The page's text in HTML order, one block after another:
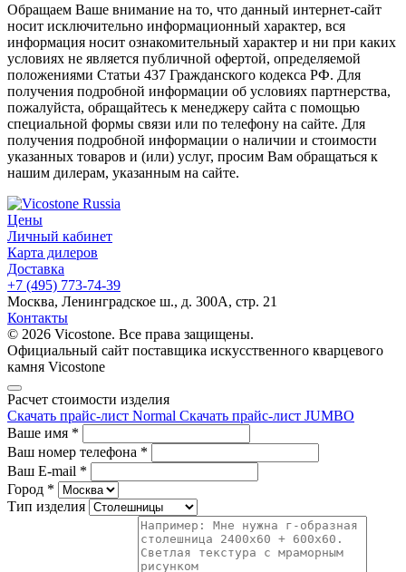
Обращаем Ваше внимание на то, что данный интернет-сайт
носит исключительно информационный характер, вся
информация носит ознакомительный характер и ни при каких
условиях не является публичной офертой, определяемой
положениями Статьи 437 Гражданского кодекса РФ. Для
получения подробной информации об условиях партнерства,
пожалуйста, обращайтесь к менеджеру сайта с помощью
специальной формы связи или по телефону на сайте. Для
получения подробной информации о наличии и стоимости
указанных товаров и (или) услуг, просим Вам обращаться к
нашим дилерам, указанным на сайте.
Цены
Личный кабинет
Карта дилеров
Доставка
+7 (495) 773-74-39
Москва, Ленинградское ш., д. 300А, стр. 21
Контакты
© 2026 Vicostone. Все права защищены.
Официальный сайт поставщика искусственного кварцевого
камня Vicostone
Расчет стоимости изделия
Скачать прайс-лист Normal Скачать прайс-лист JUMBO
Ваше имя *
Ваш номер телефона *
Ваш E-mail *
Город *
Тип изделия